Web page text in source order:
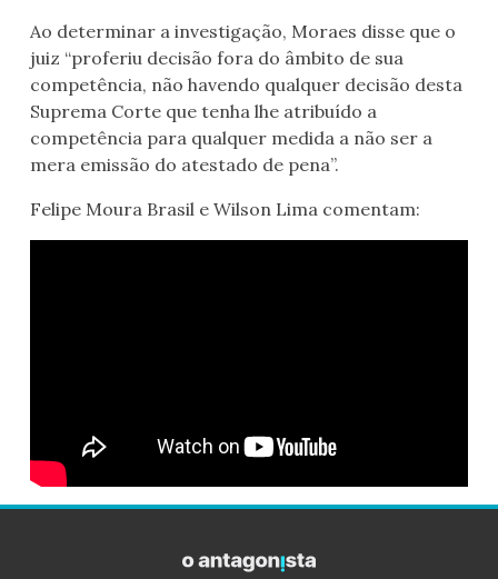
Ao determinar a investigação, Moraes disse que o
juiz “proferiu decisão fora do âmbito de sua
competência, não havendo qualquer decisão desta
Suprema Corte que tenha lhe atribuído a
competência para qualquer medida a não ser a
mera emissão do atestado de pena”.
Felipe Moura Brasil e Wilson Lima comentam: